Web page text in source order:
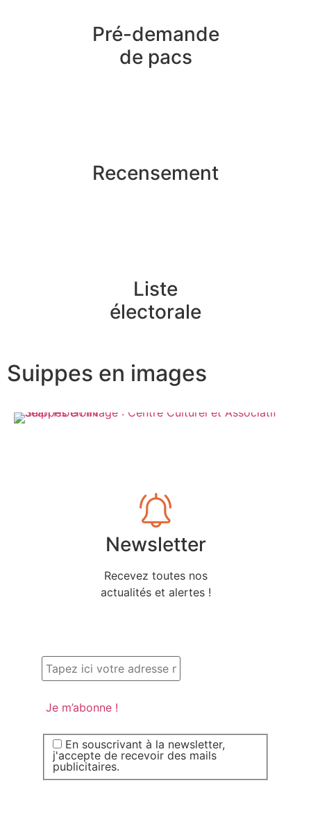
Pré-demande
de pacs
Recensement
Liste
électorale
Suippes en images
Newsletter
Recevez toutes nos
actualités et alertes !
En souscrivant à la newsletter,
j'accepte de recevoir des mails
publicitaires.